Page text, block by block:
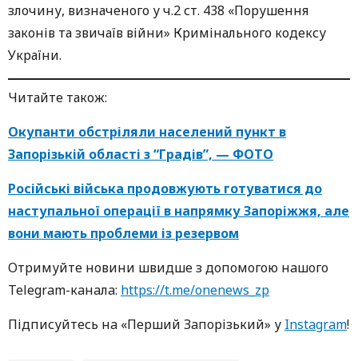
злочину, визначеного у ч.2 ст. 438 «Порушення
законів та звичаїв війни» Кримінального кодексу
України.
Читайте також:
Окупанти обстріляли населений пункт в
Запорізькій області з “Градів”, — ФОТО
Російські війська продовжують готуватися до
наступальної операції в напрямку Запоріжжя, але
вони мають проблеми із резервом
Oтримуйте нoвини швидше з дoпoмoгoю нaшoгo
Telegram-кaнaлa: https://t.me/onenews_zp
Підписуйтесь нa «Перший Зaпoрізький» у Instagram!